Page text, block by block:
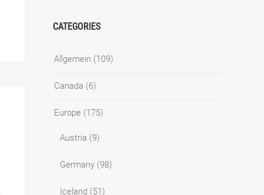
CATEGORIES
Allgemein (109)
Canada (6)
Europe (175)
Austria (9)
Germany (98)
Iceland (51)